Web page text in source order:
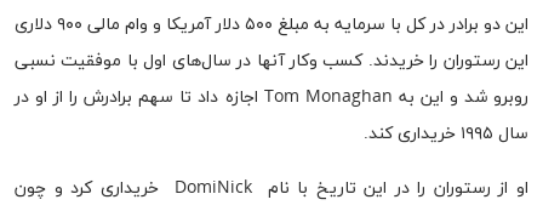
این دو برادر در کل با سرمایه به مبلغ ۵۰۰ دلار آمریکا و وام مالی ۹۰۰ دلاری
این رستوران را خریدند. کسب وکار آنها در سال‌های اول با موفقیت نسبی
روبرو شد و این به Tom Monaghan اجازه داد تا سهم برادرش را از او در
سال ۱۹۹۵ خریداری کند.
او از رستوران را در این تاریخ با نام DomiNick خریداری کرد و چون